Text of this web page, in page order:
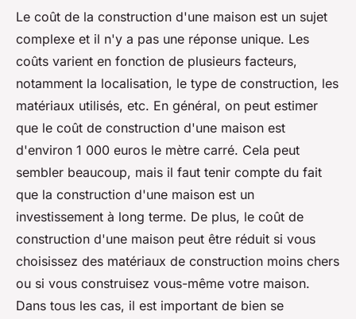
Le coût de la construction d'une maison est un sujet
complexe et il n'y a pas une réponse unique. Les
coûts varient en fonction de plusieurs facteurs,
notamment la localisation, le type de construction, les
matériaux utilisés, etc. En général, on peut estimer
que le coût de construction d'une maison est
d'environ 1 000 euros le mètre carré. Cela peut
sembler beaucoup, mais il faut tenir compte du fait
que la construction d'une maison est un
investissement à long terme. De plus, le coût de
construction d'une maison peut être réduit si vous
choisissez des matériaux de construction moins chers
ou si vous construisez vous-même votre maison.
Dans tous les cas, il est important de bien se